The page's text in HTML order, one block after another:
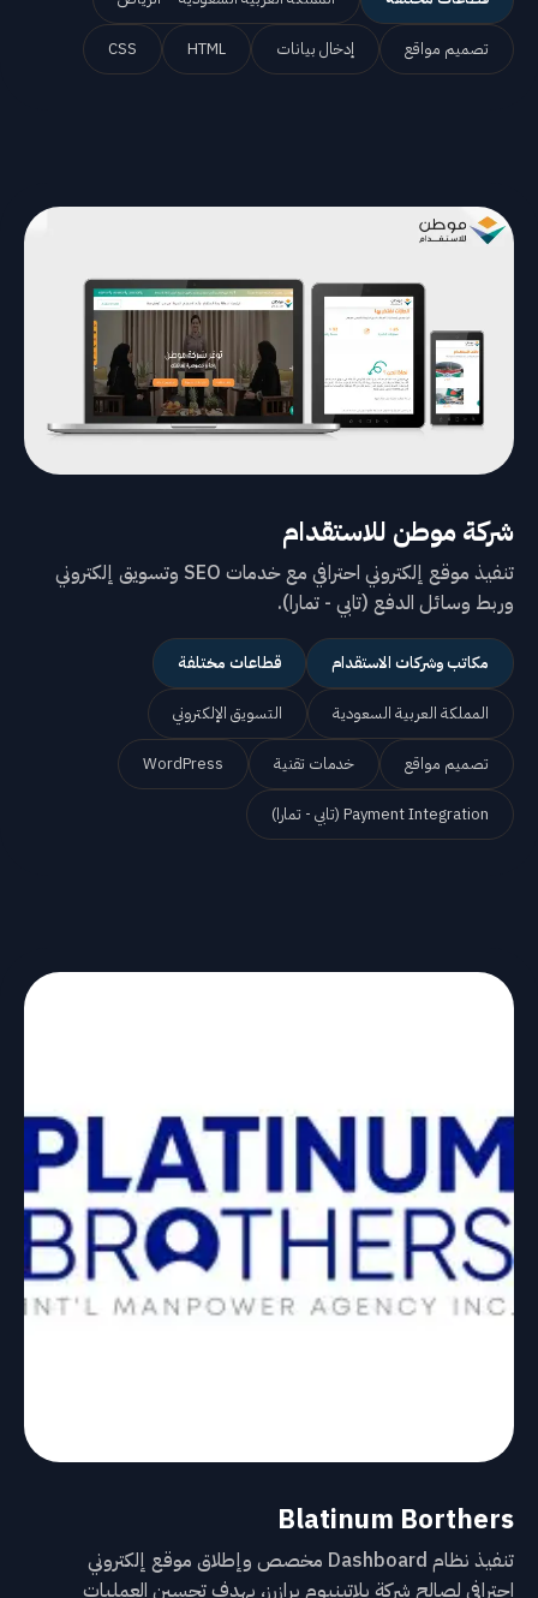
تصميم مواقع إدخال بيانات HTML
CSS
شركة موطن للاستقدام
تنفيذ موقع إلكتروني احترافي مع خدمات SEO وتسويق إلكتروني
وربط وسائل الدفع (تابي - تمارا).
مكاتب وشركات الاستقدام قطاعات مختلفة
المملكة العربية السعودية التسويق الإلكتروني
تصميم مواقع خدمات تقنية WordPress
Payment Integration (تابي - تمارا)
Blatinum Borthers
تنفيذ نظام Dashboard مخصص وإطلاق موقع إلكتروني
احترافي لصالح شركة بلاتينيوم برازرز، بهدف تحسين العمليات